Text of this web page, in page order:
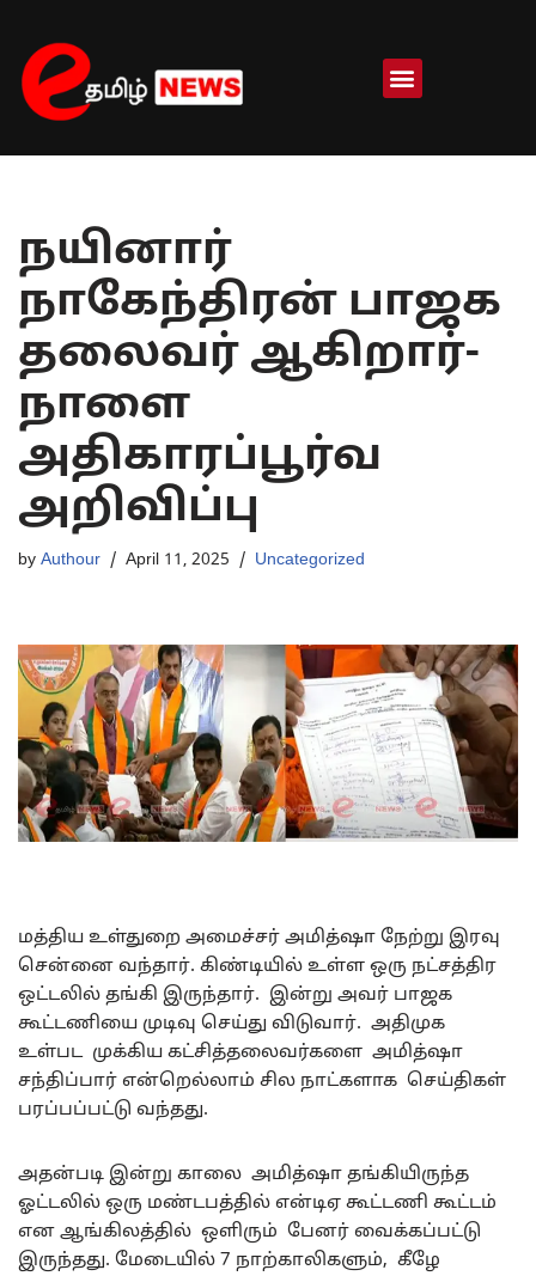
Skip
to
content
நயினார்
நாகேந்திரன் பாஜக
தலைவர் ஆகிறார்-
நாளை
அதிகாரப்பூர்வ
அறிவிப்பு
by Authour April 11, 2025 Uncategorized
மத்திய உள்துறை அமைச்சர் அமித்ஷா நேற்று இரவு
சென்னை வந்தார். கிண்டியில் உள்ள ஒரு நட்சத்திர
ஒட்டலில் தங்கி இருந்தார். இன்று அவர் பாஜக
கூட்டணியை முடிவு செய்து விடுவார். அதிமுக
உள்பட முக்கிய கட்சித்தலைவர்களை அமித்ஷா
சந்திப்பார் என்றெல்லாம் சில நாட்களாக செய்திகள்
பரப்பப்பட்டு வந்தது.
அதன்படி இன்று காலை அமித்ஷா தங்கியிருந்த
ஓட்டலில் ஒரு மண்டபத்தில் என்டிஏ கூட்டணி கூட்டம்
என ஆங்கிலத்தில் ஒளிரும் பேனர் வைக்கப்பட்டு
இருந்தது. மேடையில் 7 நாற்காலிகளும், கீழே